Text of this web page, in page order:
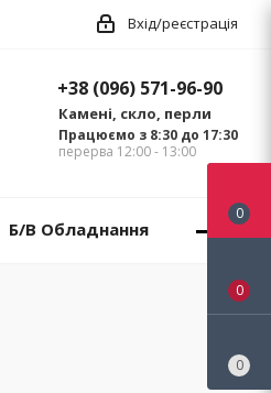
Вхід/реєстрація
+38 (096) 571-96-90
Камені, скло, перли
Працюємо з 8:30 до 17:30
перерва 12:00 - 13:00
Б/В Обладнання
0
0
0